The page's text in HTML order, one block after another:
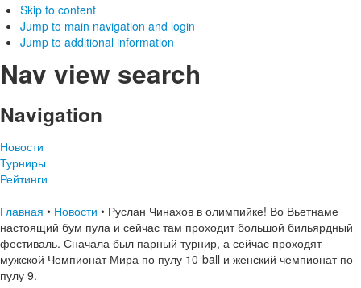
Skip to content
Jump to main navigation and login
Jump to additional information
Nav view search
Navigation
Новости
Турниры
Рейтинги
Главная • Новости • Руслан Чинахов в олимпийке! Во Вьетнаме
настоящий бум пула и сейчас там проходит большой бильярдный
фестиваль. Сначала был парный турнир, а сейчас проходят
мужской Чемпионат Мира по пулу 10-ball и женский чемпионат по
пулу 9.